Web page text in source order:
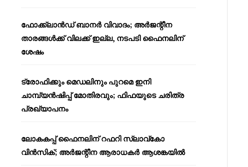
ഫോക്ക്‌ലാൻഡ് ബാനർ വിവാദം; അർജന്റീന
താരങ്ങൾക്ക് വിലക്ക് ഇല്ല, നടപടി ഫൈനലിന്
ശേഷം
ട്രോഫിക്കും മെഡലിനും പുറമെ ഇനി
ചാമ്പ്യൻഷിപ്പ് മോതിരവും; ഫിഫയുടെ ചരിത്ര
പ്രഖ്യാപനം
ലോകകപ്പ് ഫൈനലിന് റഫറി സ്ലാവ്‌കോ
വിൻസിക്; അർജന്റീന ആരാധകർ ആശങ്കയിൽ